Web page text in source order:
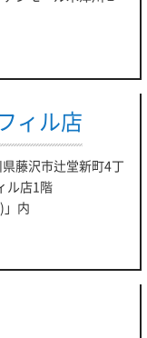
ております。
意しております。
コンの修理を行っ
具合なんでもご相
ィル店
藤沢市辻堂新町4丁
ル店1階
」内